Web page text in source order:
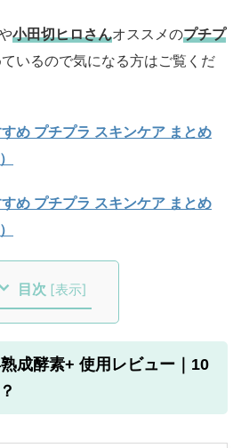
小田切ヒロさんオススメのプチプ
いるので気になる方はご覧くだ
め プチプラ スキンケア まとめ
め プチプラ スキンケア まとめ
目次 [表示]
成酵素+ 使用レビュー｜10